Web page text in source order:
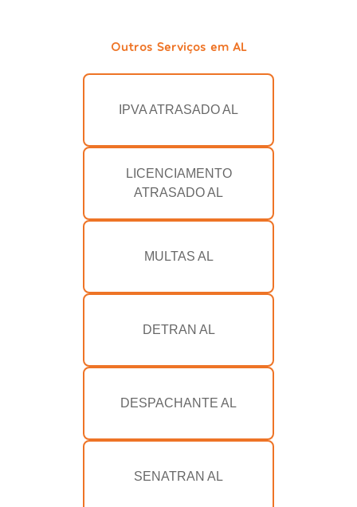
Outros Serviços em AL
IPVA ATRASADO AL
LICENCIAMENTO
ATRASADO AL
MULTAS AL
DETRAN AL
DESPACHANTE AL
SENATRAN AL